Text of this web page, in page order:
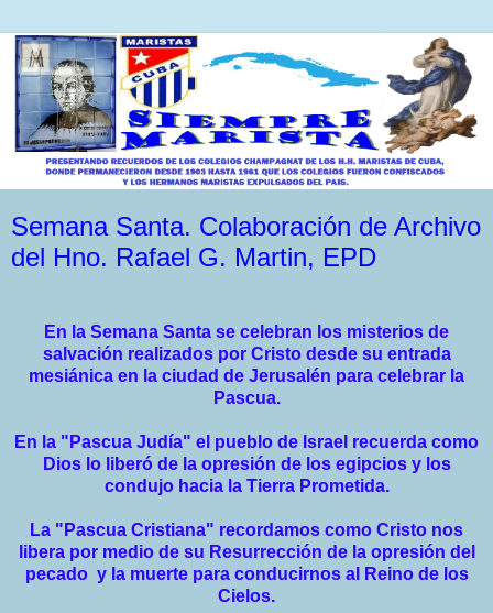
Semana Santa. Colaboración de Archivo
del Hno. Rafael G. Martin, EPD
En la Semana Santa se celebran los misterios de
salvación realizados por Cristo desde su entrada
mesiánica en la ciudad de Jerusalén para celebrar la
Pascua.
En la "Pascua Judía" el pueblo de Israel recuerda como
Dios lo liberó de la opresión de los egipcios y los
condujo hacia la Tierra Prometida.
La "Pascua Cristiana" recordamos como Cristo nos
libera por medio de su Resurrección de la opresión del
pecado y la muerte para conducirnos al Reino de los
Cielos.